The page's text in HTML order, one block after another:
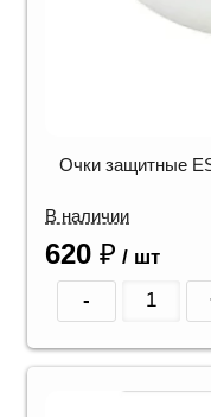
Очки защитные
В наличии
620 ₽ / шт
-